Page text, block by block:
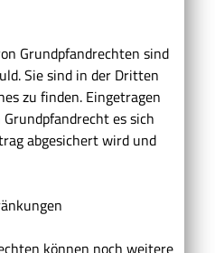
Grundpfandrechten sind
Sie sind in der Dritten
zu finden. Eingetragen
es sich
abgesichert wird und
können noch weitere